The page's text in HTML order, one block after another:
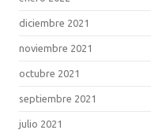
diciembre 2021
noviembre 2021
octubre 2021
septiembre 2021
julio 2021